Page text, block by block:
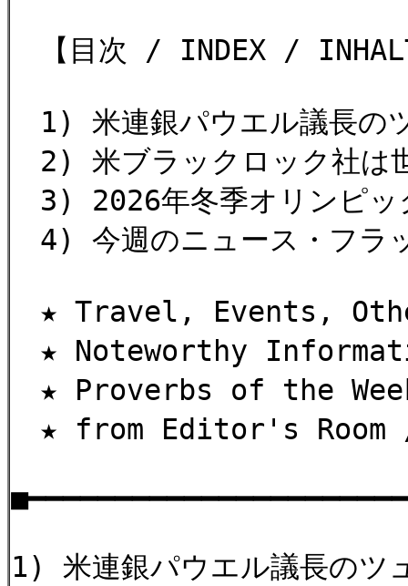
【目次 / INDEX /
1) 米連銀パウエル議長の
2) 米ブラックロック社は
3) 2026年冬季オリンピッ
4) 今週のニュース・フラ
★ Travel, Events,
★ Noteworthy
★ Proverbs of the
★ from Editor's Room /
1) 米連銀パウエル議長のツ